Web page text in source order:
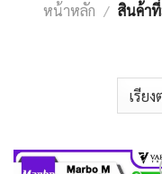
หน้าหลัก / สินค้าที่